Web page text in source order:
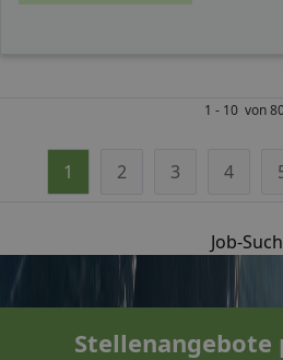
1 - 10 von
1 2 3 4
Job-
Stellenangebote